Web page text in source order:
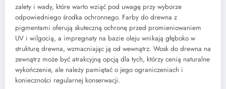
zalety i wady, które warto wziąć pod uwagę przy wyborze
odpowiedniego środka ochronnego. Farby do drewna z
pigmentami oferują skuteczną ochronę przed promieniowaniem
UV i wilgocią, a impregnaty na bazie oleju wnikają głęboko w
strukturę drewna, wzmacniając ją od wewnątrz. Wosk do drewna na
zewnątrz może być atrakcyjną opcją dla tych, którzy cenią naturalne
wykończenie, ale należy pamiętać o jego ograniczeniach i
konieczności regularnej konserwacji.